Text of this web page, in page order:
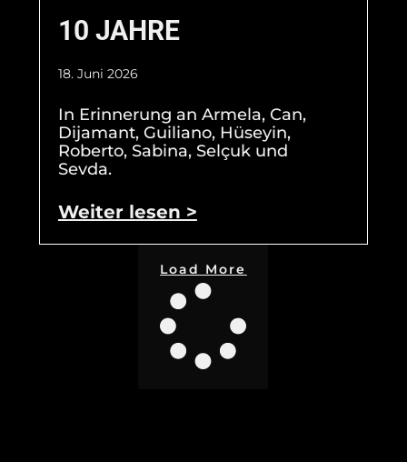
10 JAHRE
18. Juni 2026
In Erinnerung an Armela, Can,
Dijamant, Guiliano, Hüseyin,
Roberto, Sabina, Selçuk und
Sevda.
Weiter lesen >
Load More